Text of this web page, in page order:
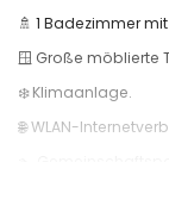
🚿 1 Badezimmer
🪟 Große möblierte
❄️ Klimaanlage.
🌐 WLAN-
🏊